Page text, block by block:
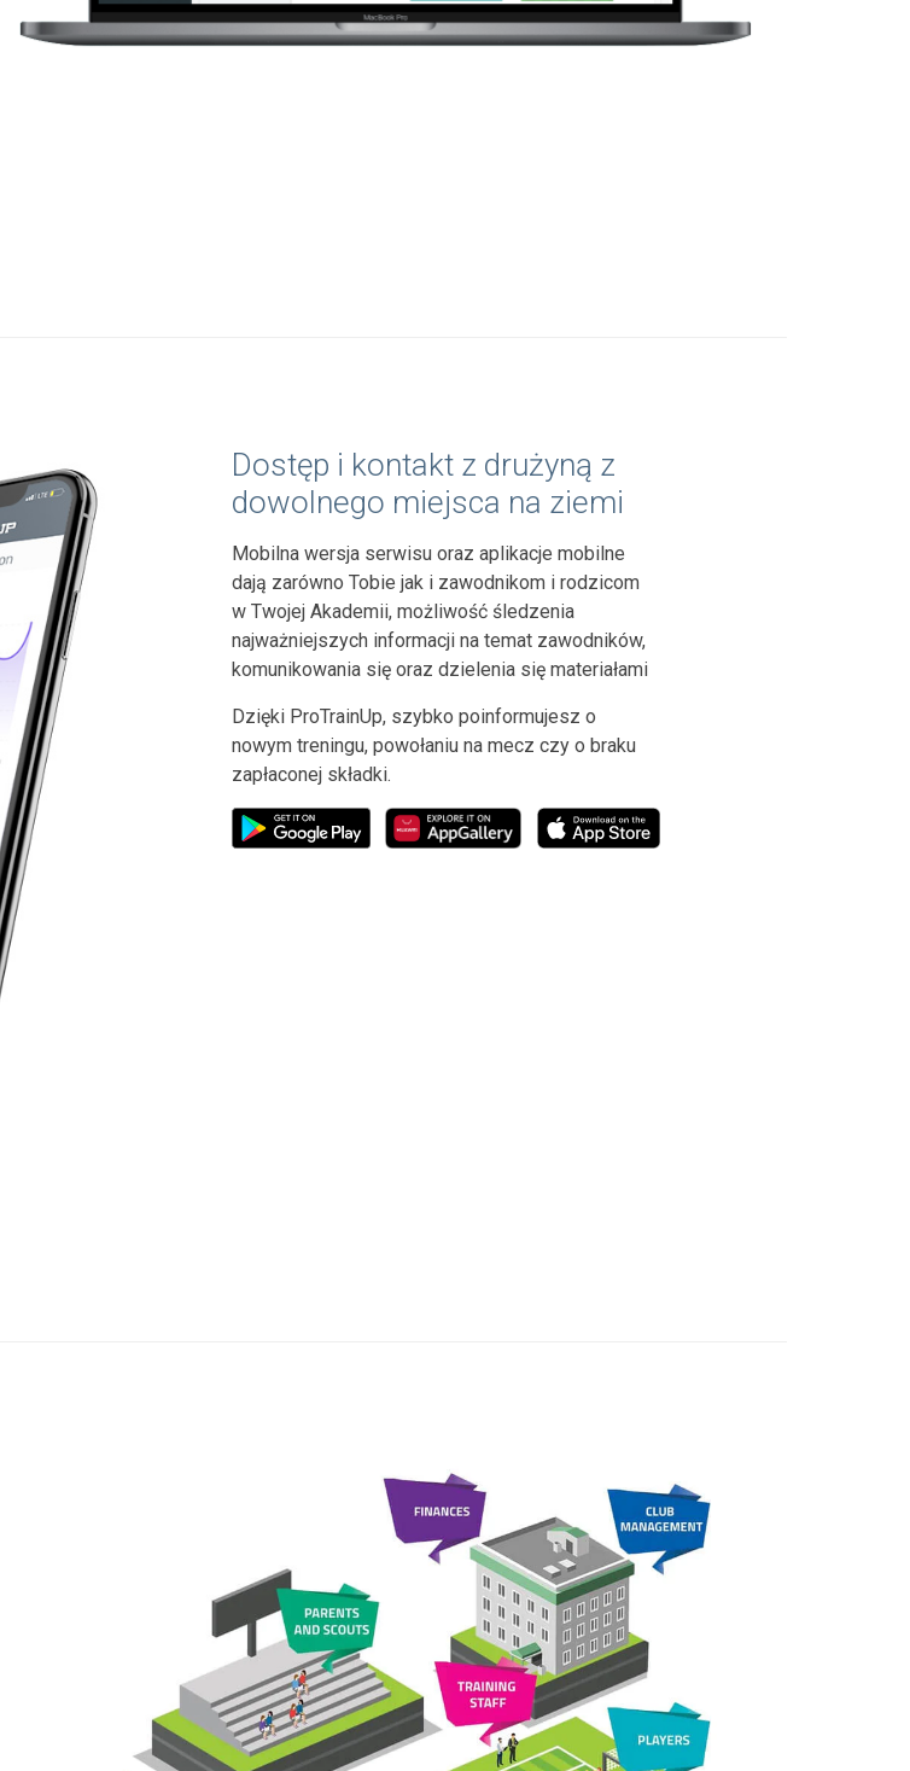
Dostęp i kontakt z drużyną z
dowolnego miejsca na ziemi
Mobilna wersja serwisu oraz aplikacje mobilne
dają zarówno Tobie jak i zawodnikom i rodzicom
w Twojej Akademii, możliwość śledzenia
najważniejszych informacji na temat zawodników,
komunikowania się oraz dzielenia się materiałami
Dzięki ProTrainUp, szybko poinformujesz o
nowym treningu, powołaniu na mecz czy o braku
zapłaconej składki.